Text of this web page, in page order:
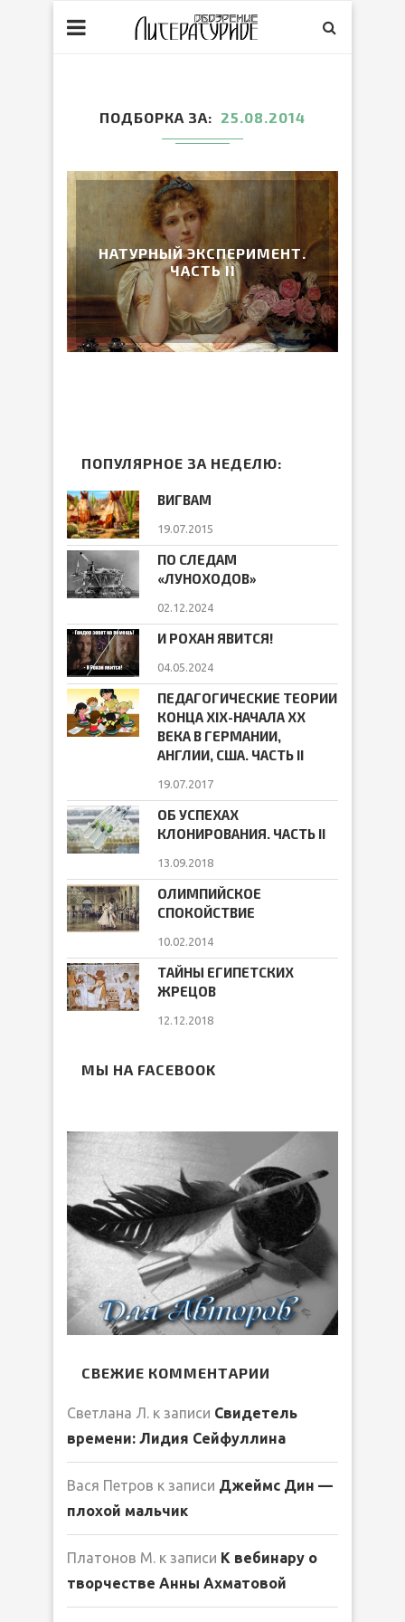
ПОДБОРКА ЗА 25.08.2014
НАТУРНЫЙ ЭКСПЕРИМЕНТ.
ЧАСТЬ II
ПОПУЛЯРНОЕ ЗА НЕДЕЛЮ:
ВИГВАМ
19.07.2015
ПО СЛЕДАМ
«ЛУНОХОДОВ»
02.12.2024
И РОХАН ЯВИТСЯ!
04.05.2024
ПЕДАГОГИЧЕСКИЕ ТЕОРИИ
КОНЦА ХIХ-НАЧАЛА ХХ
ВЕКА В ГЕРМАНИИ,
АНГЛИИ, США. ЧАСТЬ II
19.07.2017
ОБ УСПЕХАХ
КЛОНИРОВАНИЯ. ЧАСТЬ II
13.09.2018
ОЛИМПИЙСКОЕ
СПОКОЙСТВИЕ
10.02.2014
ТАЙНЫ ЕГИПЕТСКИХ
ЖРЕЦОВ
12.12.2018
МЫ НА FACEBOOK
СВЕЖИЕ КОММЕНТАРИИ
Светлана Л. к записи Свидетель
времени: Лидия Сейфуллина
Вася Петров к записи Джеймс Дин —
плохой мальчик
Платонов М. к записи К вебинару о
творчестве Анны Ахматовой